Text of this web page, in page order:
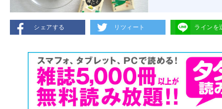
シェアする リツィート ラインを